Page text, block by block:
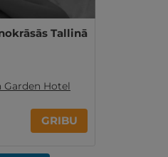
Tallinā
Garden Hotel
GRIBU